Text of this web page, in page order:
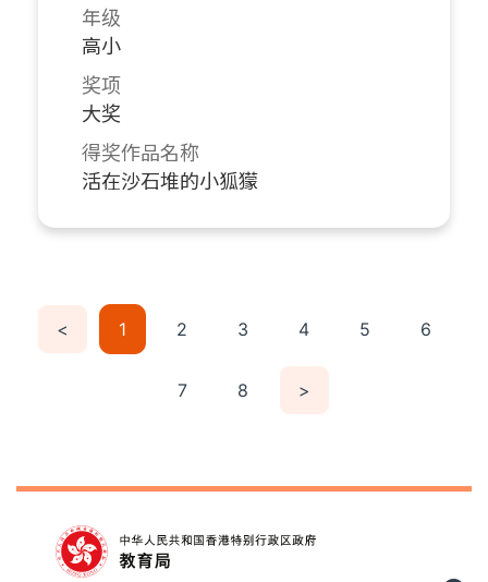
年级
高小
奖项
大奖
得奖作品名称
活在沙石堆的小狐獴
< 1 2 3 4 5 6
7 8 >